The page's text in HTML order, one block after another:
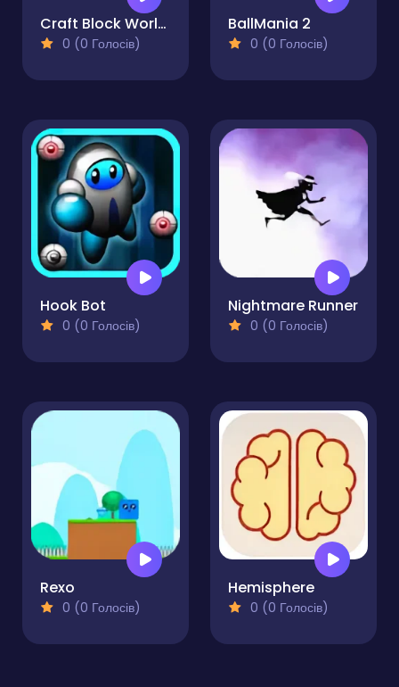
Craft Block World Building
0 (0 Голосів)
BallMania 2
0 (0 Голосів)
Hook Bot
0 (0 Голосів)
Nightmare Runner
0 (0 Голосів)
Rexo
0 (0 Голосів)
Hemisphere
0 (0 Голосів)